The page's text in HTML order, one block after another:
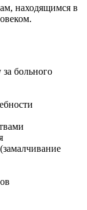
находящимся в
больного